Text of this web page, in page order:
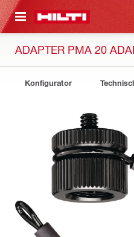
ADAPTER PMA 20
Konfigurator